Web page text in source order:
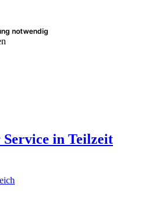
notwendig
in Teilzeit